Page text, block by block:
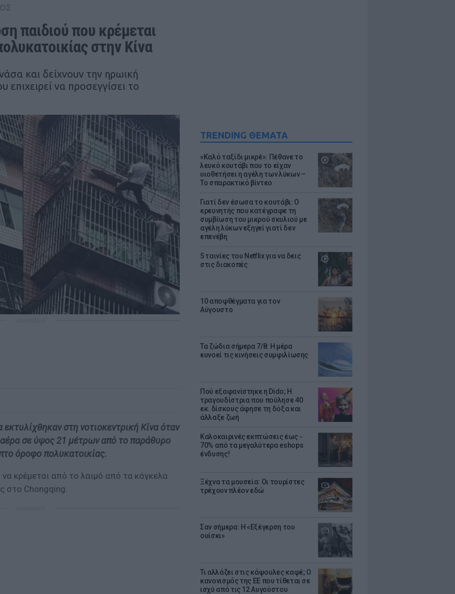
TRENDING ΘΕΜΑΤΑ
«Καλό ταξίδι μικρέ»: Πέθανε το
λευκό κουτάβι που το είχαν
υιοθετήσει η αγέλη των λύκων –
Το σπαρακτικό βίντεο
Γιατί δεν έσωσα το κουτάβι: Ο
ερευνητής που κατέγραφε τη
συμβίωση του μικρού σκυλιού με
αγέλη λύκων εξηγεί γιατί δεν
επενέβη
5 ταινίες του Netflix για να δεις
στις διακοπές
10 αποφθέγματα για τον
Αύγουστο
Τα ζώδια σήμερα 7/8: Η μέρα
ευνοεί τις κινήσεις συμφιλίωσης
Πού εξαφανίστηκε η Dido; Η
τραγουδίστρια που πούλησε 40
εκ. δίσκους άφησε τη δόξα και
άλλαξε ζωή
Καλοκαιρινές εκπτώσεις έως -
70% από τα μεγαλύτερα eshops
ένδυσης!
Ξέχνα τα μουσεία: Οι τουρίστες
τρέχουν πλέον εδώ
Σαν σήμερα: Η «Εξέγερση του
ουίσκι»
Τι αλλάζει στις κάψουλες καφέ; Ο
κανονισμός της ΕΕ που τίθεται σε
ισχύ από τις 12 Αυγούστου
παιδιού που κρέμεται
στην Κίνα
και δείχνουν την ηρωική
να προσεγγίσει το
στη νοτιοκεντρική Κίνα όταν
αέρα σε ύψος 21 μέτρων από το παράθυρο
όροφο πολυκατοικίας.
κρέμεται από το λαιμό από τα κάγκελα
στο Chongqing.